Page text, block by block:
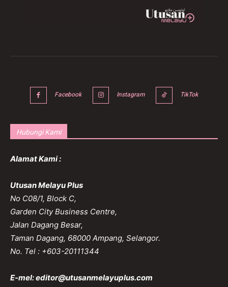
Facebook Instagram TikTok
Hubungi Kami
Alamat Kami :
Utusan Melayu Plus
No C08/1, Block C,
Garden City Business Centre,
Jalan Dagang Besar,
Taman Dagang, 68000 Ampang, Selangor.
No. Tel : +603-20111344
E-mel:editor@utusanmelayuplus.com